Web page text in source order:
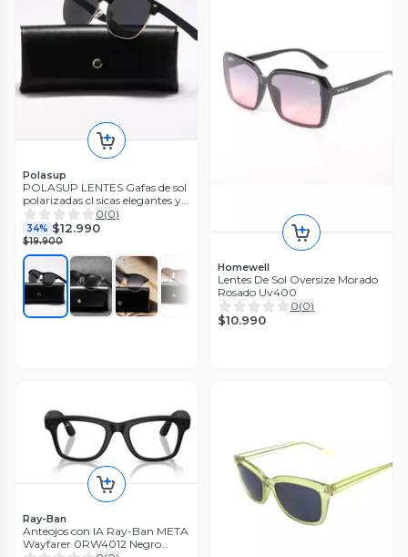
Polasup
POLASUP LENTES Gafas de sol
polarizadas cl sicas elegantes y
casuales de media montura de
metal
0(0)
34% $12.990
$19.900
Homewell
Lentes De Sol Oversize Morado
Rosado Uv400
0(0)
$10.990
Ray-Ban
Anteojos con IA Ray-Ban META
Wayfarer 0RW4012 Negro